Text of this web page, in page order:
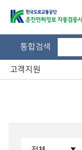
통합검색
고객지원